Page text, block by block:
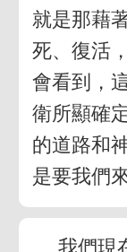
就是那藉
死、復活
會看到，
衛所顯確
的道路和
是要我們
我們現